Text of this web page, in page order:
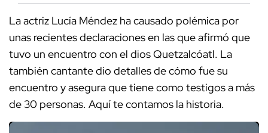
La actriz Lucía Méndez ha causado polémica por
unas recientes declaraciones en las que afirmó que
tuvo un encuentro con el dios Quetzalcóatl. La
también cantante dio detalles de cómo fue su
encuentro y asegura que tiene como testigos a más
de 30 personas. Aquí te contamos la historia.